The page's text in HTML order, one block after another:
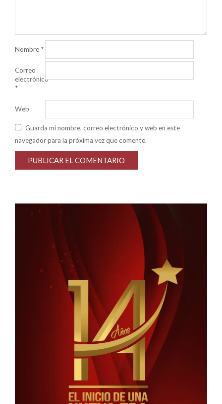
Nombre *
Correo
electrónico
*
Web
Guarda mi nombre, correo electrónico y web en este
navegador para la próxima vez que comente.